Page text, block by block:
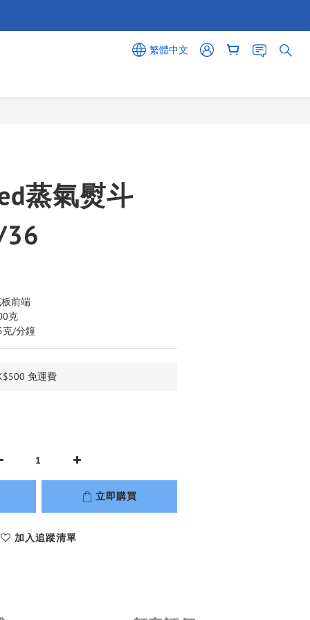
繁體中文
蒸氣熨斗
36
前端
克
克/分鐘
免運費
立即購買
加入追蹤清單